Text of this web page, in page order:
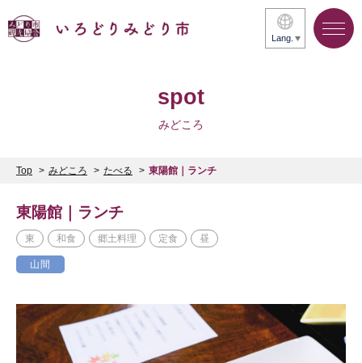
Lang.
spot
みどころ
Top みどころ たべる 東陽館｜ランチ
東陽館｜ランチ
東 和食 郷土料理 定食 昼
山間